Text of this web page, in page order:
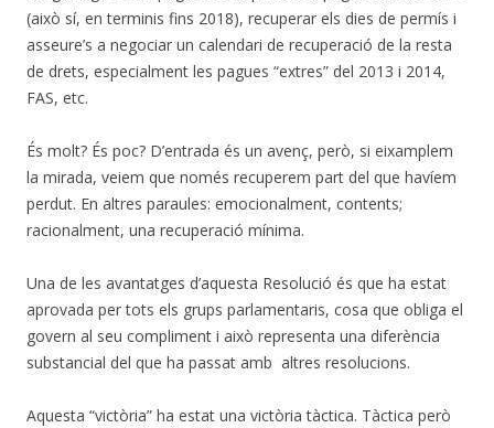
(això sí, en terminis fins 2018), recuperar els dies de permís i
asseure’s a negociar un calendari de recuperació de la resta
de drets, especialment les pagues “extres” del 2013 i 2014,
FAS, etc.
És molt? És poc? D’entrada és un avenç, però, si eixamplem
la mirada, veiem que només recuperem part del que havíem
perdut. En altres paraules: emocionalment, contents;
racionalment, una recuperació mínima.
Una de les avantatges d’aquesta Resolució és que ha estat
aprovada per tots els grups parlamentaris, cosa que obliga el
govern al seu compliment i això representa una diferència
substancial del que ha passat amb altres resolucions.
Aquesta “victòria” ha estat una victòria tàctica. Tàctica però